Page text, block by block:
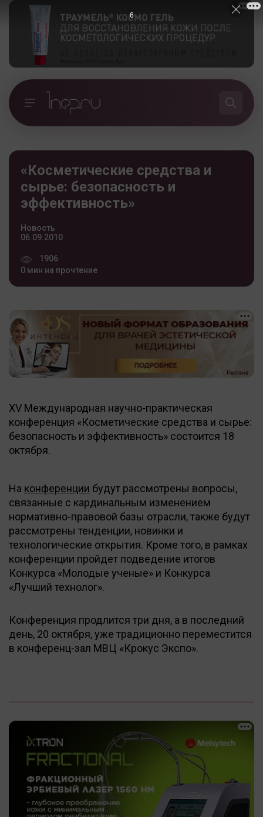
«Косметические средства и
сырье: безопасность и
эффективность»
Новость
06.09.2010
1906
0 мин на прочтение
XV Международная научно-практическая
конференция «Косметические средства и сырье:
безопасность и эффективность» состоится 18
октября.
На конференции будут рассмотрены вопросы,
связанные с кардинальным изменением
нормативно-правовой базы отрасли, также будут
рассмотрены тенденции, новинки и
технологические открытия. Кроме того, в рамках
конференции пройдет подведение итогов
Конкурса «Молодые ученые» и Конкурса
«Лучший технолог».
Конференция продлится три дня, а в последний
день, 20 октября, уже традиционно переместится
в конференц-зал МВЦ «Крокус Экспо».
5